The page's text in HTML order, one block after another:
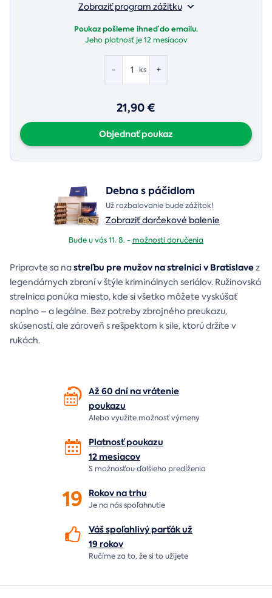
Zobraziť program zážitku
Poukaz pošleme ihneď do emailu.
Jeho platnosť je12 mesiacov
- +
ks
21,90 €
Objednať poukaz
Debna s páčidlom
Už rozbalovanie bude zážitok!
Zobraziť darčekové balenie
Bude u vás 11. 8. -možnosti doručenia
Pripravte sa nastreľbu pre mužov na strelnici v Bratislavez
legendárnych zbraní v štýle kriminálnych seriálov. Ružinovská
strelnica ponúka miesto, kde si všetko môžete vyskúšať
naplno – a legálne. Bez potreby zbrojného preukazu,
skúseností, ale zároveň s rešpektom k sile, ktorú držíte v
rukách.
Až 60 dní na vrátenie
poukazu
Alebo využite možnosť výmeny
Platnosť poukazu
12 mesiacov
S možnosťou ďalšieho predĺženia
19 Rokov natrhu
Je na násspoľahnutie
Váš spoľahlivý parťák už
19 rokov
Ručíme za to,že si to užijete